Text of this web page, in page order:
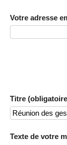
Votre adresse
Titre
Texte de votre